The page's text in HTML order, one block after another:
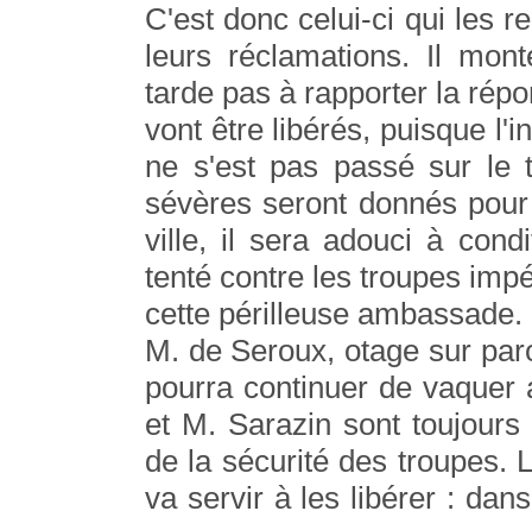
C'est donc celui-ci qui les
leurs réclamations. Il
tarde pas à rapporter la
vont être libérés, puisque
ne s'est pas passé sur le
sévères seront donnés
ville, il sera adouci à
tenté contre les troupes
cette périlleuse ambassade.
M. de Seroux, otage sur
pourra continuer de
et M. Sarazin sont
de la sécurité des troupes.
va servir à les libérer :